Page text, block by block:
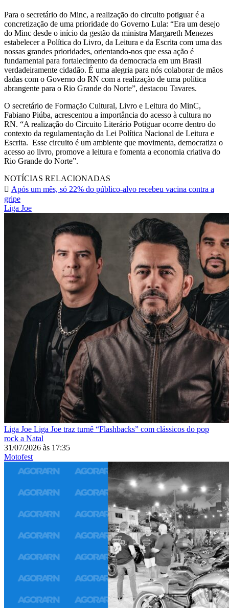
Para o secretário do Minc, a realização do circuito potiguar é a
concretização de uma prioridade do Governo Lula: “Era um desejo
do Minc desde o início da gestão da ministra Margareth Menezes
estabelecer a Política do Livro, da Leitura e da Escrita com uma das
nossas grandes prioridades, orientando-nos que essa ação é
fundamental para fortalecimento da democracia em um Brasil
verdadeiramente cidadão. É uma alegria para nós colaborar de mãos
dadas com o Governo do RN com a realização de uma política
abrangente para o Rio Grande do Norte”, destacou Tavares.
O secretário de Formação Cultural, Livro e Leitura do MinC,
Fabiano Piúba, acrescentou a importância do acesso à cultura no
RN. “A realização do Circuito Literário Potiguar ocorre dentro do
contexto da regulamentação da Lei Política Nacional de Leitura e
Escrita. Esse circuito é um ambiente que movimenta, democratiza o
acesso ao livro, promove a leitura e fomenta a economia criativa do
Rio Grande do Norte”.
NOTÍCIAS RELACIONADAS
Após um mês, só 22% do público-alvo recebeu vacina contra a
gripe
Liga Joe
Liga Joe Liga Joe traz turnê “Flashbacks” com clássicos do pop
rock a Natal
31/07/2026 às 17:35
Motofest